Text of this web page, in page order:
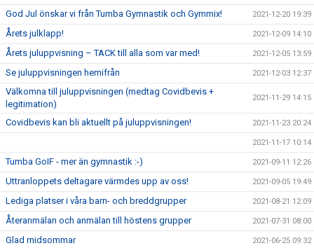
God Jul önskar vi från Tumba Gymnastik och Gymmix! 2021-12-20 19:39
Årets julklapp! 2021-12-09 14:10
Årets juluppvisning – TACK till alla som var med! 2021-12-05 13:59
Se juluppvisningen hemifrån 2021-12-03 12:37
Välkomna till juluppvisningen (medtag Covidbevis +
legitimation)
2021-11-29 14:15
Covidbevis kan bli aktuellt på juluppvisningen! 2021-11-23 20:24
2021-11-17 10:14
Tumba GoIF - mer än gymnastik :-) 2021-09-11 12:26
Uttranloppets deltagare värmdes upp av oss! 2021-09-05 19:49
Lediga platser i våra barn- och breddgrupper 2021-08-21 12:09
Återanmälan och anmälan till höstens grupper 2021-07-31 08:00
Glad midsommar 2021-06-25 09:32